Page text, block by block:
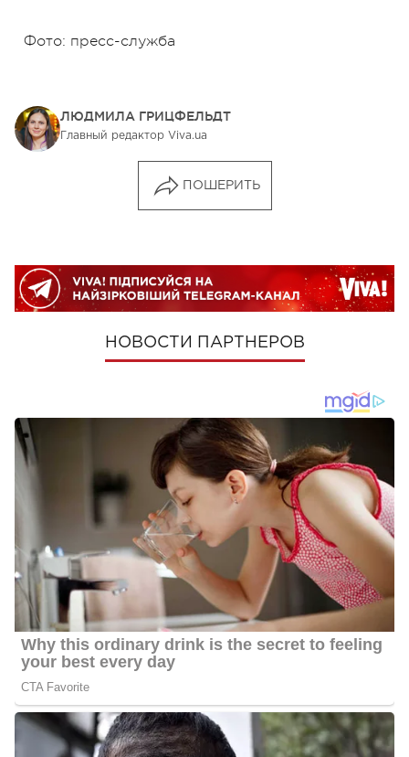
Фото: пресс-служба
ЛЮДМИЛА ГРИЦФЕЛЬДТ
Главный редактор Viva.ua
ПОШЕРИТЬ
НОВОСТИ ПАРТНЕРОВ